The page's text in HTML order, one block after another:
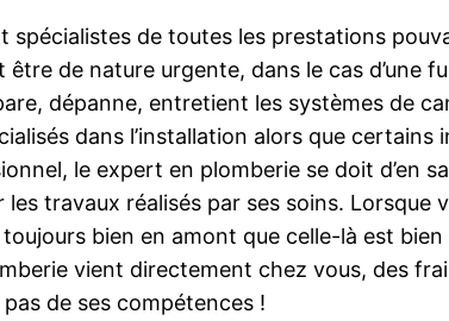
spécialistes de toutes les prestations
de nature urgente, dans le cas d’une
dépanne, entretient les systèmes de
dans l’installation alors que
le expert en plomberie se doit d’en
les travaux réalisés par ses soins.
bien en amont que celle-là est
vient directement chez vous, des
de ses compétences !